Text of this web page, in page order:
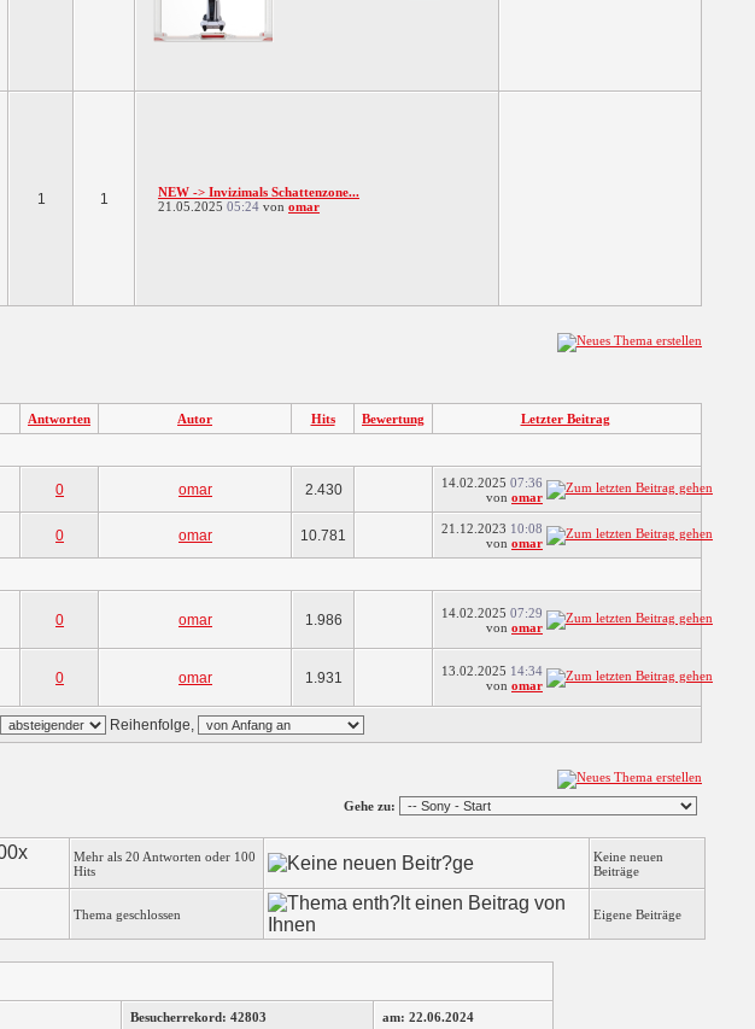
1 1
NEW -> Invizimals Schattenzone...
21.05.2025 05:24 von omar
Antworten Autor Hits Bewertung Letzter Beitrag
0 omar 2.430 14.02.2025 07:36
von omar
0 omar 10.781 21.12.2023 10:08
von omar
0 omar 1.986 14.02.2025 07:29
von omar
0 omar 1.931 13.02.2025 14:34
von omar
Reihenfolge,
Gehe zu:
Mehr als 20 Antworten oder 100
Hits
Keine neuen
Beiträge
Thema geschlossen Eigene Beiträge
Besucherrekord: 42803 am: 22.06.2024